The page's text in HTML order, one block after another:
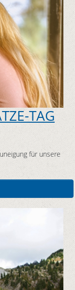
TAG
für unsere